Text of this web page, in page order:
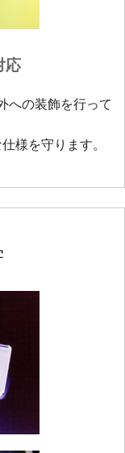
応
への装飾を行って
様を守ります。